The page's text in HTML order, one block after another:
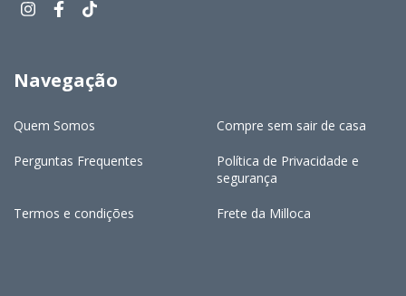
Navegação
Quem Somos Compre sem sair de casa
Perguntas Frequentes
Política de Privacidade e
segurança
Termos e condições Frete da Milloca